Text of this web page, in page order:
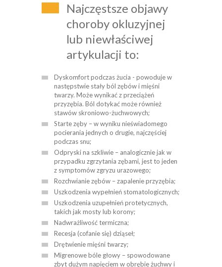
Najczęstsze objawy
choroby okluzyjnej
lub niewłaściwej
artykulacji to:
Dyskomfort podczas żucia - powoduje w
następstwie stały ból zębów i mięśni
twarzy. Może wynikać z przeciążeń
przyzębia. Ból dotykać może również
stawów skroniowo-żuchwowych;
Starte zęby – w wyniku nieświadomego
pocierania jednych o drugie, najczęściej
podczas snu;
Odpryski na szkliwie – analogicznie jak w
przypadku zgrzytania zębami, jest to jeden
z symptomów zgryzu urazowego;
Rozchwianie zębów – zapalenie przyzębia;
Uszkodzenia wypełnień stomatologicznych;
Uszkodzenia uzupełnień protetycznych,
takich jak mosty lub korony;
Nadwrażliwość termiczna;
Recesja (cofanie się) dziąseł;
Drętwienie mięśni twarzy;
Migrenowe bóle głowy – spowodowane
zbyt dużym napięciem w obrębie żuchwy i